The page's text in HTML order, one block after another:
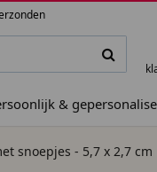
&
snoepjes - 5,7 x 2,7 cm